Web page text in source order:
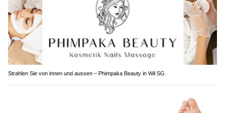
Strahlen Sie von innen und aussen – Phimpaka Beauty in Wil SG